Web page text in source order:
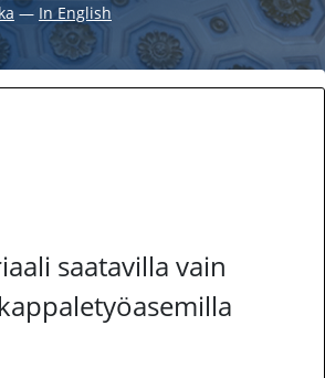
― In English
saatavilla vain